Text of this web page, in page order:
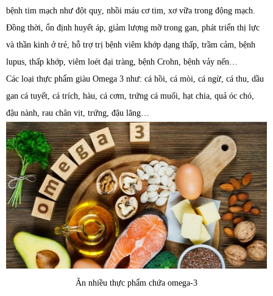
bệnh tim mạch như đột quỵ, nhồi máu cơ tim, xơ vữa trong động mạch.
Đồng thời, ổn định huyết áp, giảm lượng mỡ trong gan, phát triển thị lực
và thần kinh ở trẻ, hỗ trợ trị bệnh viêm khớp dạng thấp, trầm cảm, bệnh
lupus, thấp khớp, viêm loét đại tràng, bệnh Crohn, bệnh vảy nến…
Các loại thực phẩm giàu Omega 3 như: cá hồi, cá mòi, cá ngừ, cá thu, dầu
gan cá tuyết, cá trích, hàu, cá cơm, trứng cá muối, hạt chia, quả óc chó,
đậu nành, rau chân vịt, trứng, đậu lăng…
Ăn nhiều thực phẩm chứa omega-3